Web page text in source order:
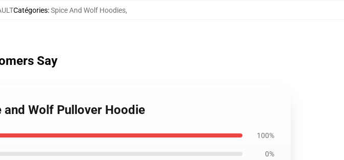
Catégories:Spice And Wolf Hoodies,
Say
Wolf Pullover Hoodie
100%
0%